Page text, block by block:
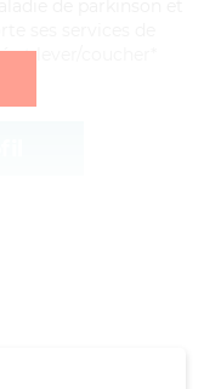
et lever/coucher*